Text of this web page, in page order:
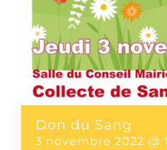
Don du Sang
3 novembre 2022 @